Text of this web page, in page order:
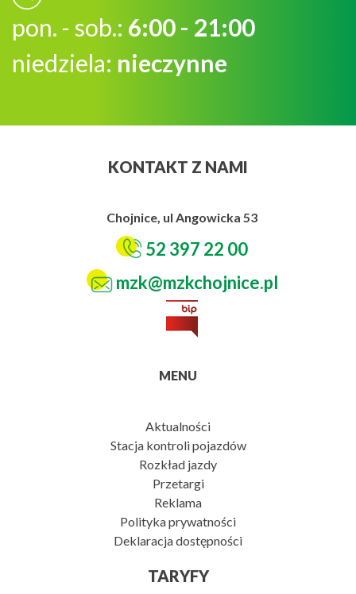
pon. - sob.: 6:00 - 21:00
niedziela: nieczynne
KONTAKT Z NAMI
Chojnice, ul Angowicka 53
52 397 22 00
mzk@mzkchojnice.pl
MENU
Aktualności
Stacja kontroli pojazdów
Rozkład jazdy
Przetargi
Reklama
Polityka prywatności
Deklaracja dostępności
TARYFY